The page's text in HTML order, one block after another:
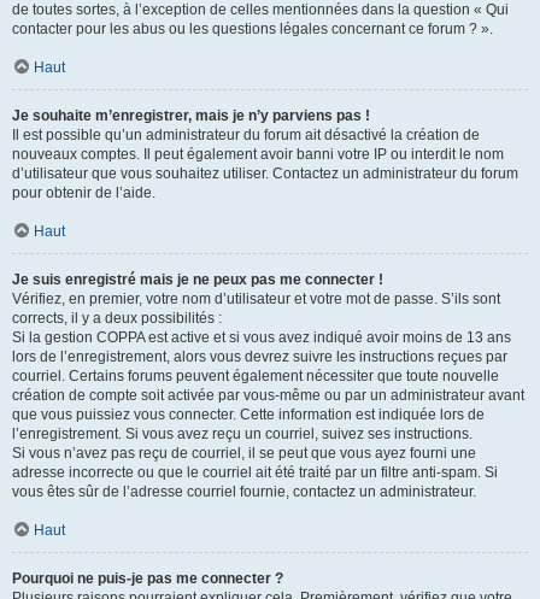
de toutes sortes, à l’exception de celles mentionnées dans la question « Qui
contacter pour les abus ou les questions légales concernant ce forum ? ».
Haut
Je souhaite m’enregistrer, mais je n’y parviens pas !
Il est possible qu’un administrateur du forum ait désactivé la création de
nouveaux comptes. Il peut également avoir banni votre IP ou interdit le nom
d’utilisateur que vous souhaitez utiliser. Contactez un administrateur du forum
pour obtenir de l’aide.
Haut
Je suis enregistré mais je ne peux pas me connecter !
Vérifiez, en premier, votre nom d’utilisateur et votre mot de passe. S’ils sont
corrects, il y a deux possibilités :
Si la gestion COPPA est active et si vous avez indiqué avoir moins de 13 ans
lors de l’enregistrement, alors vous devrez suivre les instructions reçues par
courriel. Certains forums peuvent également nécessiter que toute nouvelle
création de compte soit activée par vous-même ou par un administrateur avant
que vous puissiez vous connecter. Cette information est indiquée lors de
l’enregistrement. Si vous avez reçu un courriel, suivez ses instructions.
Si vous n’avez pas reçu de courriel, il se peut que vous ayez fourni une
adresse incorrecte ou que le courriel ait été traité par un filtre anti-spam. Si
vous êtes sûr de l’adresse courriel fournie, contactez un administrateur.
Haut
Pourquoi ne puis-je pas me connecter ?